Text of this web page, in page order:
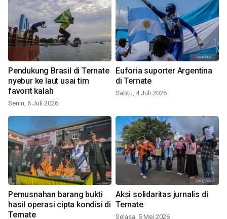
Pendukung Brasil di Ternate
nyebur ke laut usai tim
favorit kalah
Senin, 6 Juli 2026
Euforia suporter Argentina
di Ternate
Sabtu, 4 Juli 2026
Pemusnahan barang bukti
hasil operasi cipta kondisi di
Ternate
Aksi solidaritas jurnalis di
Ternate
Selasa, 5 Mei 2026